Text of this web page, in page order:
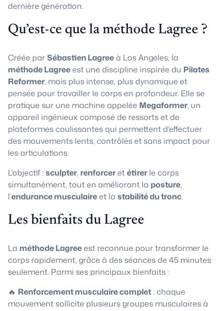
dernière génération.
Qu’est-ce que la méthode Lagree ?
Créée parSébastien Lagreeà Los Angeles, la
méthode Lagreeest une discipline inspirée du Pilates
Reformer, mais plus intense, plus dynamique et
pensée pour travailler le corps en profondeur. Elle se
pratique sur une machine appelée Megaformer, un
appareil ingénieux composé de ressorts et de
plateformes coulissantes qui permettent d’effectuer
des mouvements lents, contrôlés et sans impact pour
les articulations.
L’objectif :sculpter, renforceretétirerle corps
simultanément, tout en améliorant la posture,
l’endurance musculaireet la stabilité du tronc.
Les bienfaits du Lagree
La méthode Lagreeest reconnue pour transformer le
corps rapidement, grâce à des séances de 45 minutes
seulement. Parmi ses principaux bienfaits :
🔥 Renforcement musculaire complet: chaque
mouvement sollicite plusieurs groupes musculaires à